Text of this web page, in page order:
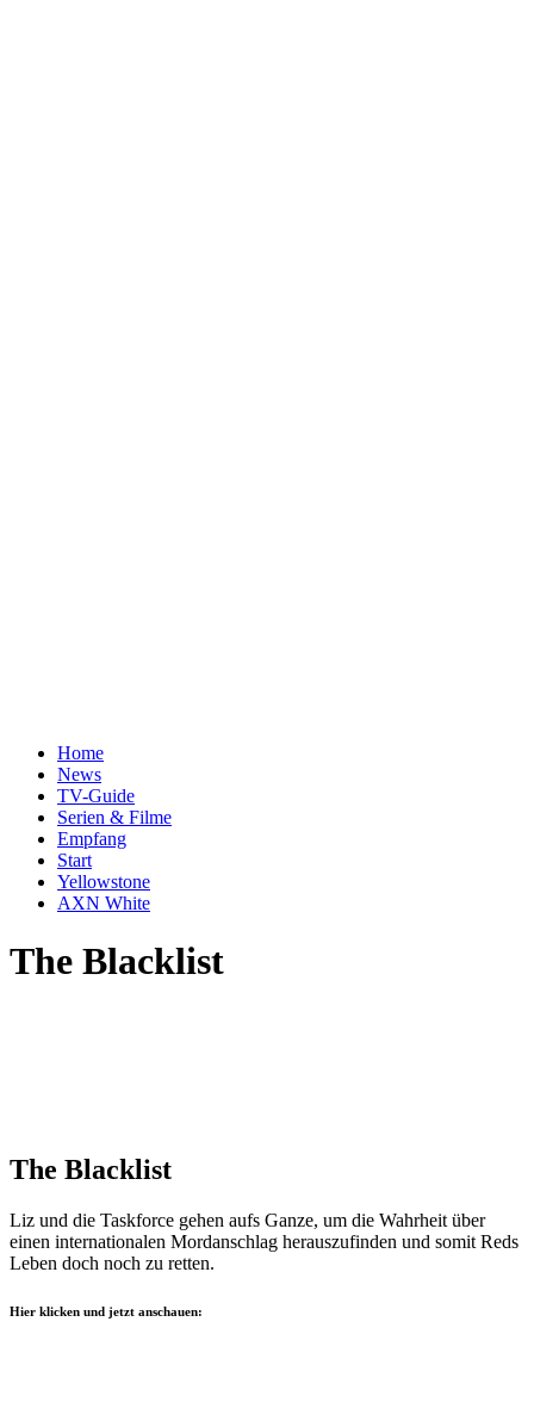
Home
News
TV-Guide
Serien & Filme
Empfang
Start
Yellowstone
AXN White
The Blacklist
The Blacklist
Liz und die Taskforce gehen aufs Ganze, um die Wahrheit über
einen internationalen Mordanschlag herauszufinden und somit Reds
Leben doch noch zu retten.
Hier klicken und jetzt anschauen: